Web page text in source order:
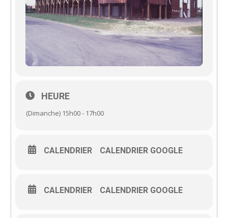
HEURE
(Dimanche) 15h00 - 17h00
CALENDRIER CALENDRIER GOOGLE
CALENDRIER CALENDRIER GOOGLE